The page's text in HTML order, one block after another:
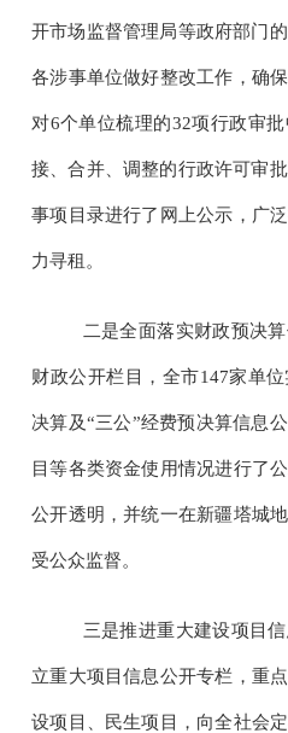
开市场监督管理局等政府部门
各涉事单位做好整改工作，确
对6个单位梳理的32项行政审
接、合并、调整的行政许可审
事项目录进行了网上公示，广
力寻租。
二是全面落实财政预决算
财政公开栏目，全市147家单
决算及“三公”经费预决算信息
目等各类资金使用情况进行了
公开透明，并统一在新疆塔城
受公众监督。
三是推进重大建设项目
立重大项目信息公开专栏，重
设项目、民生项目，向全社会